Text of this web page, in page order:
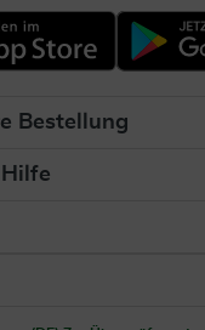
Bestellung